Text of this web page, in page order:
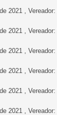
2021 , Vereador:
2021 , Vereador:
2021 , Vereador:
2021 , Vereador:
2021 , Vereador:
2021 , Vereador: